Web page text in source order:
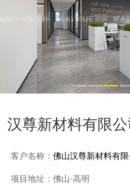
汉尊新材料有限
客户名称： 佛山汉尊新材料有限
项目地址： 佛山·高明